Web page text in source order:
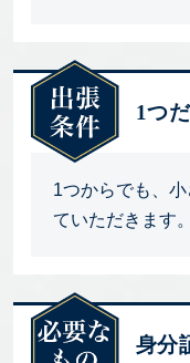
1つ
1つからでも、
ていただきます。
身分